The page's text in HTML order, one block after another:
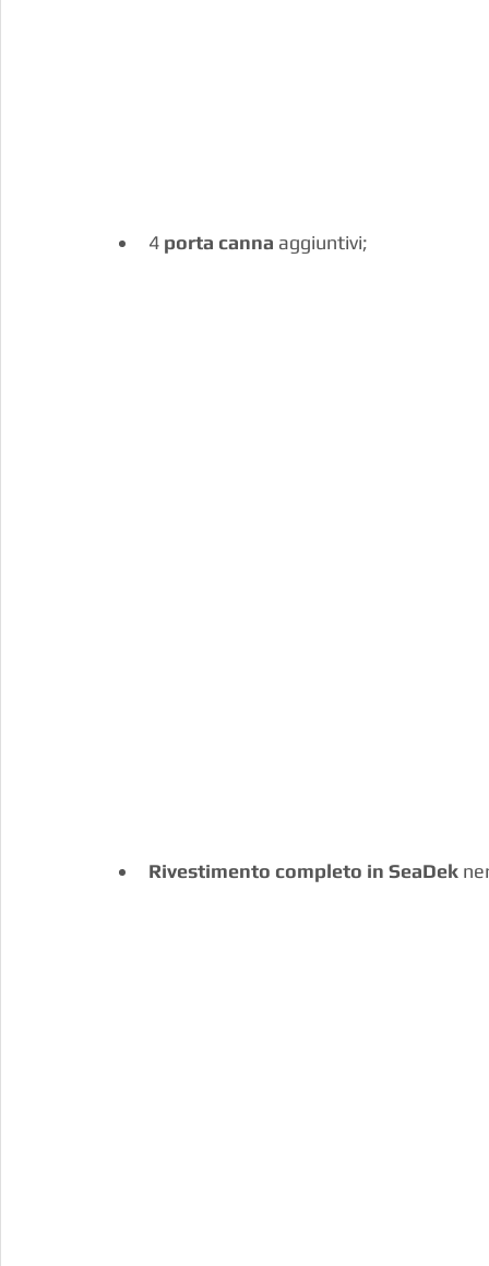
4 porta canna aggiuntivi;
Rivestimento completo in SeaDek